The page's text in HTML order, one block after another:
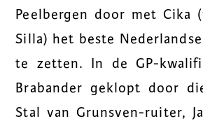
Peelbergen door met Cika
Silla) het beste
te zetten. In de GP-
Brabander geklopt door
Stal van Grunsven-ruiter,